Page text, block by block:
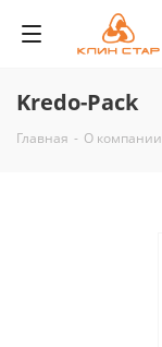
Kredo-Pack
Главная - О компании